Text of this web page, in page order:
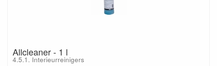
Allcleaner - 1 l
4.5.1. Interieurreinigers